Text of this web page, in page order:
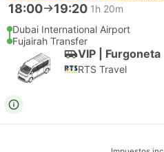
18:00 19:20 1h 20m
Dubai International Airport
Fujairah Transfer
VIP | Furgoneta
RTS Travel